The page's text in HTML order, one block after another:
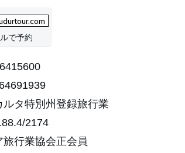
で予約
ルタ特別州登録旅行業
2174
旅行業協会正会員